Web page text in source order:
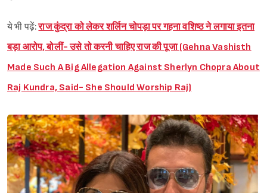
ये भी पढ़ें:राज कुंद्रा को लेकर शर्लिन चोपड़ा पर गहना वशिष्ठ ने लगाया इतना
बड़ा आरोप, बोलीं- उसे तो करनी चाहिए राज की पूजा (Gehna Vashisth
Made Such A Big Allegation Against Sherlyn Chopra About
Raj Kundra, Said- She Should Worship Raj)